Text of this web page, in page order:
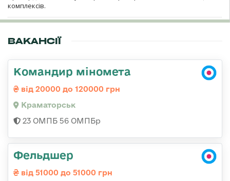
комплексів.
ВАКАНСІЇ
Командир міномета
від 20000 до 120000 грн
Краматорськ
23 ОМПБ 56 ОМПБр
Фельдшер
від 51000 до 51000 грн